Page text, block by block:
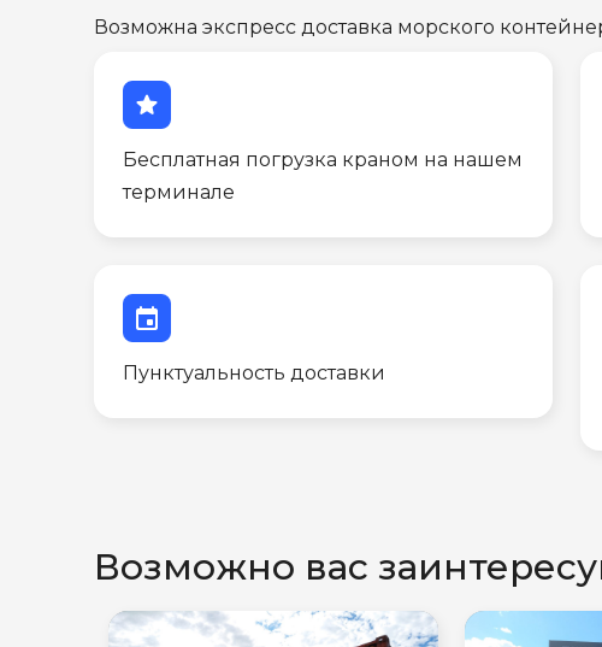
Возможна экспресс доставка морского
star
Бесплатная погрузка краном на нашем
терминале
event
Пунктуальность доставки
Возможно вас